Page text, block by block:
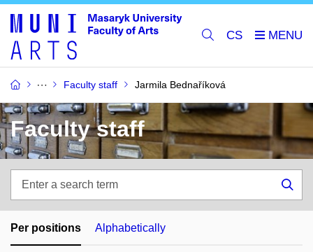
CS
Faculty staff Jarmila Bednaříková
Faculty staff
search
term
Per positions Alphabetically